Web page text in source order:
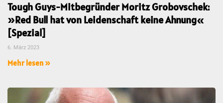
Tough Guys-Mitbegründer Moritz Grobovschek:
»Red Bull hat von Leidenschaft keine Ahnung«
[Spezial]
6. März 2023
Mehr lesen »